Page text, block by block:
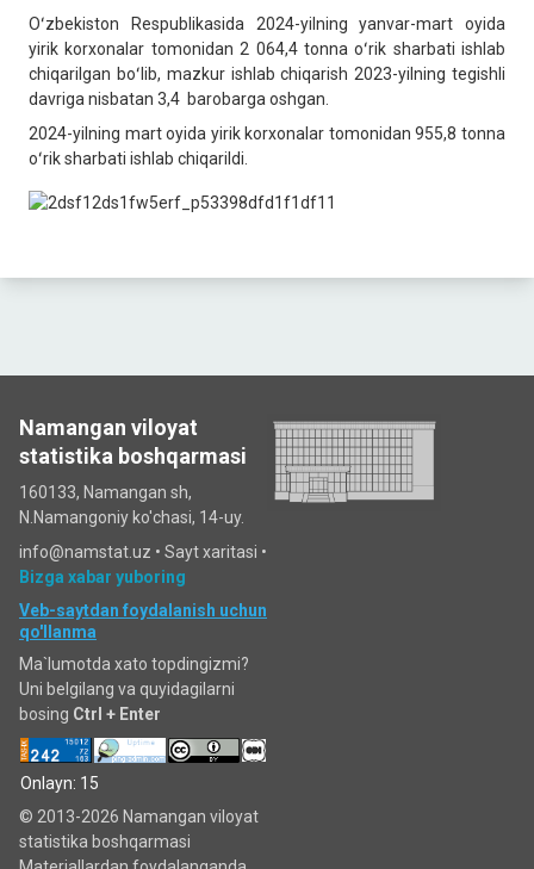
Oʻzbekiston Respublikasida 2024-yilning yanvar-mart oyida
yirik korxonalar tomonidan 2 064,4 tonna oʻrik sharbati ishlab
chiqarilgan boʻlib, mazkur ishlab chiqarish 2023-yilning tegishli
davriga nisbatan 3,4 barobarga oshgan.
2024-yilning mart oyida yirik korxonalar tomonidan 955,8 tonna
oʻrik sharbati ishlab chiqarildi.
Namangan viloyat
statistika boshqarmasi
160133, Namangan sh,
N.Namangoniy ko'chasi, 14-uy.
info@namstat.uz • Sayt xaritasi •
Bizga xabar yuboring
Veb-saytdan foydalanish uchun
qo'llanma
Ma`lumotda xato topdingizmi?
Uni belgilang va quyidagilarni
bosing Ctrl + Enter
Onlayn: 15
© 2013-2026 Namangan viloyat
statistika boshqarmasi